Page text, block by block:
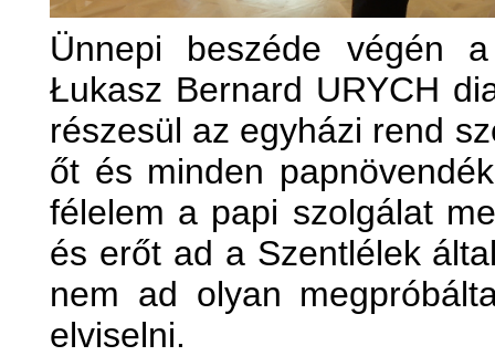
Ünnepi beszéde végén
Łukasz Bernard URYCH
részesül az egyházi rend
őt és minden
félelem a papi szolgálat
és erőt ad a Szentlélek
nem ad olyan
elviselni.